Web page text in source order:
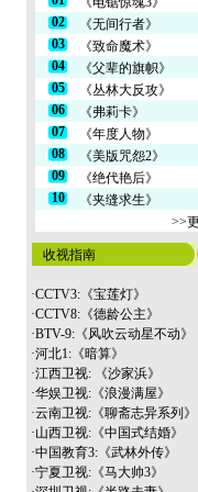
02
《无间行者》
03
《致命魔术》
04
《父辈的旗帜》
05
《丛林大反攻》
06
《弗莉卡》
07
《年度人物》
08
《美版咒怨2》
09
《绝代艳后》
10
《夹缝求生》
>>
收视指南
·CCTV3:《宝莲灯》
·CCTV8:《德龄公主》
·BTV-9:《风吹云动星不动》
·河北1:《暗算》
·江西卫视: 《沙家浜》
·华娱卫视:《浪漫满屋》
·云南卫视:《聊斋志异系列》
·山西卫视:《中国式结婚》
·中国教育3:《武林外传》
·宁夏卫视:《马大帅3》